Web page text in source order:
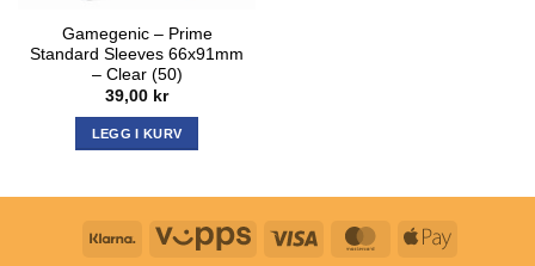
Gamegenic – Prime
Standard Sleeves 66x91mm
– Clear (50)
39,00 kr
LEGG I KURV
Klarna Vipps Visa MasterCardApple